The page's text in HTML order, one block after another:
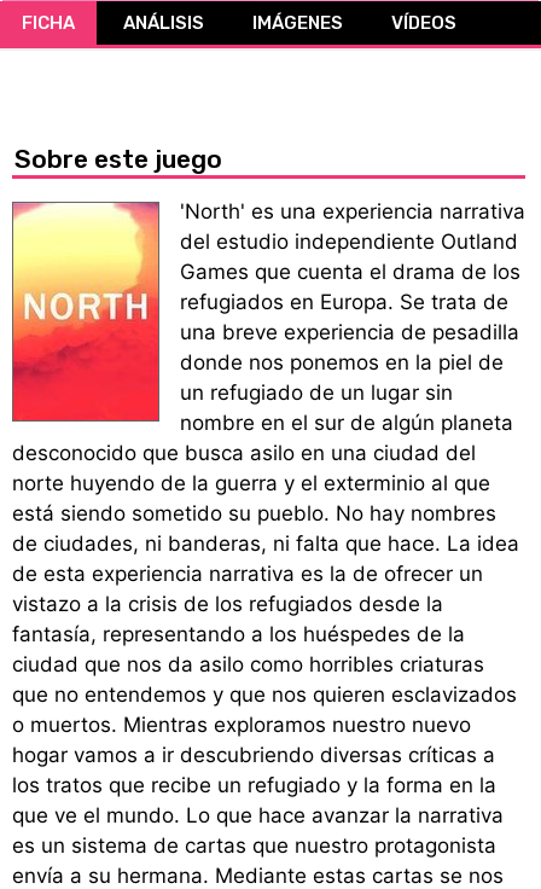
CÓMICS
FICHA ANÁLISIS IMÁGENES VÍDEOS
Sobre este juego
'North' es una experiencia narrativa
del estudio independiente Outland
Games que cuenta el drama de los
refugiados en Europa. Se trata de
una breve experiencia de pesadilla
donde nos ponemos en la piel de
un refugiado de un lugar sin
nombre en el sur de algún planeta
desconocido que busca asilo en una ciudad del
norte huyendo de la guerra y el exterminio al que
está siendo sometido su pueblo. No hay nombres
de ciudades, ni banderas, ni falta que hace. La idea
de esta experiencia narrativa es la de ofrecer un
vistazo a la crisis de los refugiados desde la
fantasía, representando a los huéspedes de la
ciudad que nos da asilo como horribles criaturas
que no entendemos y que nos quieren esclavizados
o muertos. Mientras exploramos nuestro nuevo
hogar vamos a ir descubriendo diversas críticas a
los tratos que recibe un refugiado y la forma en la
que ve el mundo. Lo que hace avanzar la narrativa
es un sistema de cartas que nuestro protagonista
envía a su hermana. Mediante estas cartas se nos